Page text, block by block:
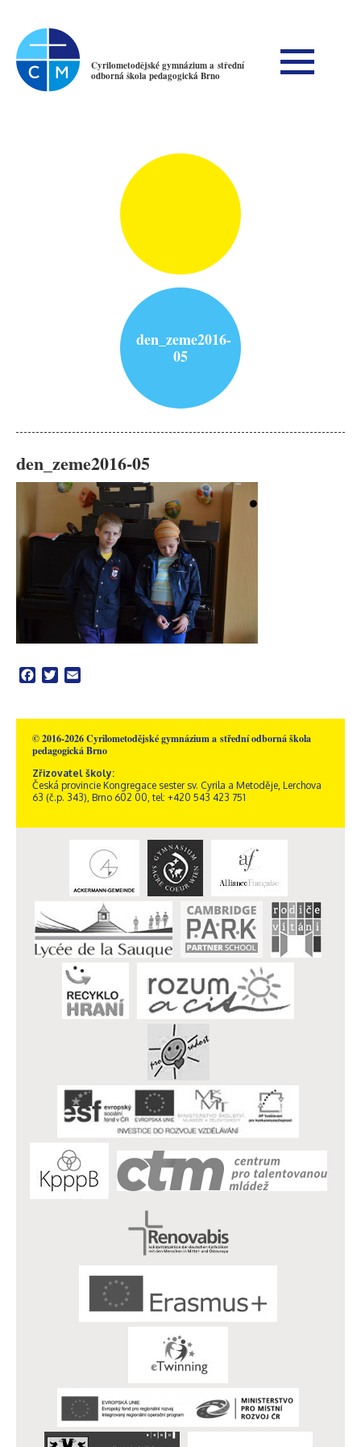
Cyrilometodějské gymnázium a střední
odborná škola pedagogická Brno
den_zeme2016-
05
den_zeme2016-05
Facebook
Twitter
© 2016-2026 Cyrilometodějské gymnázium a střední odborná škola
pedagogická Brno
Zřizovatel školy:
Česká provincie Kongregace sester sv. Cyrila a Metoděje, Lerchova
63 (č.p. 343), Brno 602 00, tel: +420 543 423 751